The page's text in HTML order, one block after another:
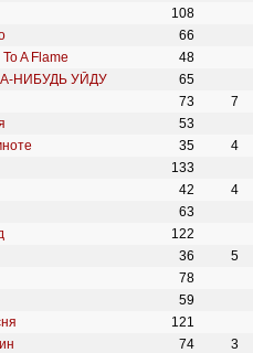
108
66
To A Flame
48
НИБУДЬ УЙДУ
65
73
7
53
35
4
133
42
4
63
122
36
5
78
59
121
74
3